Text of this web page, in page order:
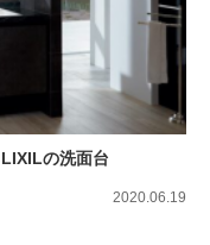
の洗面台
2020.06.19